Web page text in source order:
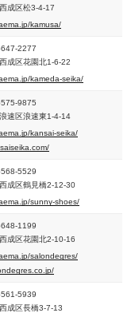
成区松3-4-17
kamusa/
2277
成区花園北1-6-22
kameda-seika/
9875
速区浪速東1-4-14
kansai-seika/
5529
成区鶴見橋2-12-30
sunny-shoes/
1199
成区花園北2-10-16
salondegres/
5939
成区長橋3-7-13